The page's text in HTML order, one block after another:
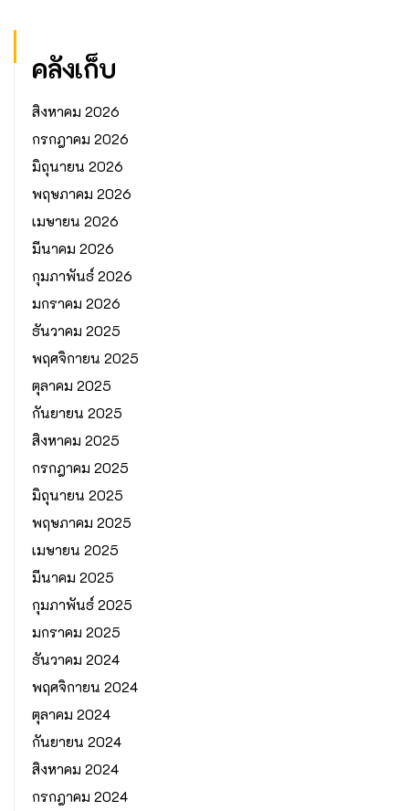
คลังเก็บ
สิงหาคม 2026
กรกฎาคม 2026
มิถุนายน 2026
พฤษภาคม 2026
เมษายน 2026
มีนาคม 2026
กุมภาพันธ์ 2026
มกราคม 2026
ธันวาคม 2025
พฤศจิกายน 2025
ตุลาคม 2025
กันยายน 2025
สิงหาคม 2025
กรกฎาคม 2025
มิถุนายน 2025
พฤษภาคม 2025
เมษายน 2025
มีนาคม 2025
กุมภาพันธ์ 2025
มกราคม 2025
ธันวาคม 2024
พฤศจิกายน 2024
ตุลาคม 2024
กันยายน 2024
สิงหาคม 2024
กรกฎาคม 2024